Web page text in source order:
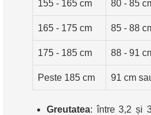
155 - 165 cm 80 - 85
165 - 175 cm 85 - 88
175 - 185 cm 88 - 91
Peste 185 cm 91 cm
Greutatea: între 3,2 și